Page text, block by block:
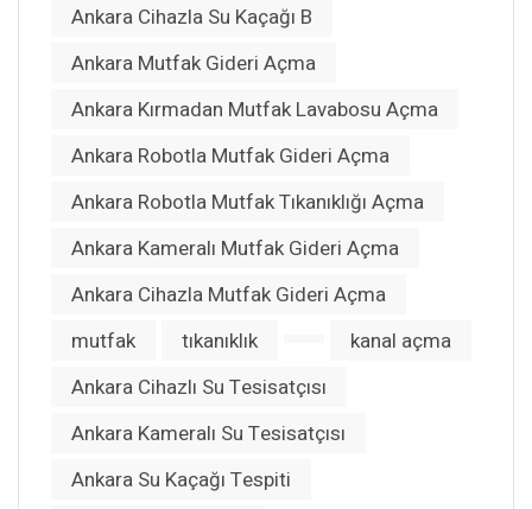
Ankara Cihazla Su Kaçağı B
Ankara Mutfak Gideri Açma
Ankara Kırmadan Mutfak Lavabosu Açma
Ankara Robotla Mutfak Gideri Açma
Ankara Robotla Mutfak Tıkanıklığı Açma
Ankara Kameralı Mutfak Gideri Açma
Ankara Cihazla Mutfak Gideri Açma
mutfak
tıkanıklık
kanal açma
Ankara Cihazlı Su Tesisatçısı
Ankara Kameralı Su Tesisatçısı
Ankara Su Kaçağı Tespiti